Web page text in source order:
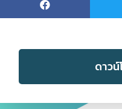
ดาว